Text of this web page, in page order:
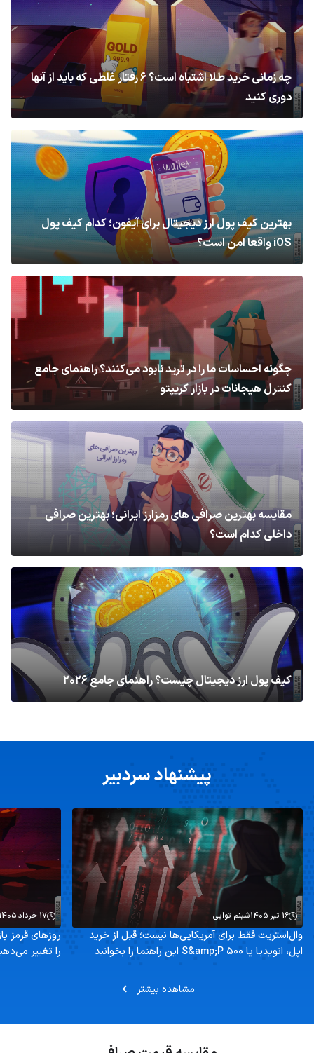
چه زمانی خرید طلا اشتباه است؟ ۶ رفتار غلطی که باید از آنها
دوری کنید
بهترین کیف پول ارز دیجیتال برای آیفون؛ کدام کیف پول
iOS واقعا امن است؟
چگونه احساسات ما را در ترید نابود می‌کنند؟ راهنمای جامع
کنترل هیجانات در بازار کریپتو
مقایسه بهترین صرافی های رمزارز ایرانی؛ بهترین صرافی
داخلی کدام است؟
کیف پول ارز دیجیتال چیست؟ راهنمای جامع ۲۰۲۶
پیشنهاد سردبیر
16 تیر 1405 شبنم توایی
وال‌استریت فقط برای آمریکایی‌ها نیست؛ قبل از خرید
اپل، انویدیا یا S&amp;P 500 این راهنما را بخوانید
17 خرداد 1405
روزهای قرمز
را تغییر
مشاهده بیشتر